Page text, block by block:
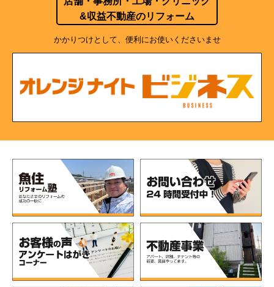
&収益不動産のリフォーム
かかりつけとして、便利にお使いくださいませ